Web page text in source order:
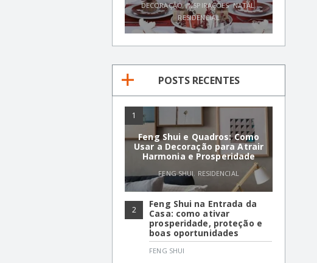
DECORAÇÃO,INSPIRAÇÕES,NATAL,
RESIDENCIAL
POSTS RECENTES
1
Feng Shui e Quadros: Como
Usar a Decoração para Atrair
Harmonia e Prosperidade
FENG SHUI, RESIDENCIAL
2
Feng Shui na Entrada da
Casa: como ativar
prosperidade, proteção e
boas oportunidades
FENG SHUI